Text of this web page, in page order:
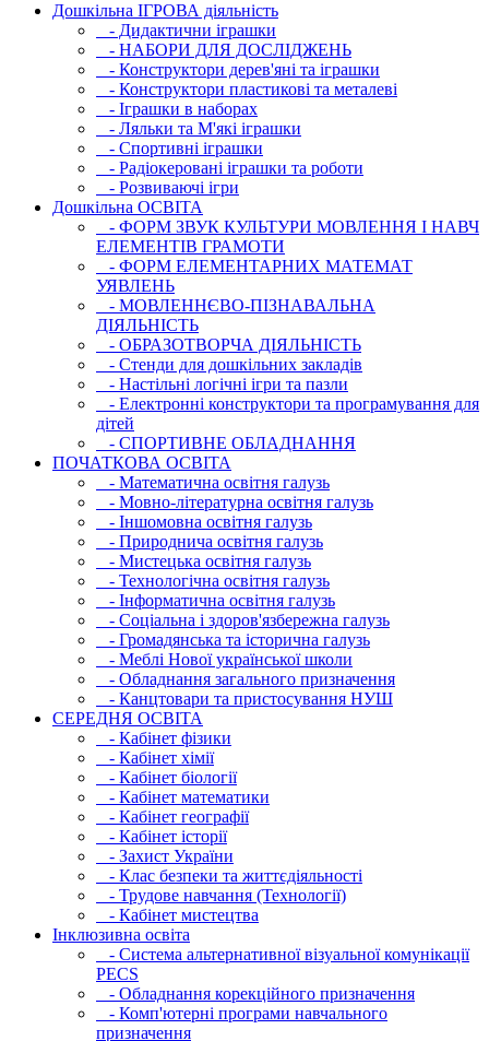
Дошкільна ІГРОВА діяльність
- Дидактични іграшки
- НАБОРИ ДЛЯ ДОСЛІДЖЕНЬ
- Конструктори дерев'яні та іграшки
- Конструктори пластикові та металеві
- Іграшки в наборах
- Ляльки та М'які іграшки
- Спортивні іграшки
- Радіокеровані іграшки та роботи
- Розвиваючі ігри
Дошкільна ОСВIТА
- ФОРМ ЗВУК КУЛЬТУРИ МОВЛЕННЯ І НАВЧ
ЕЛЕМЕНТІВ ГРАМОТИ
- ФОРМ ЕЛЕМЕНТАРНИХ МАТЕМАТ
УЯВЛЕНЬ
- МОВЛЕННЄВО-ПІЗНАВАЛЬНА
ДІЯЛЬНІСТЬ
- ОБРАЗОТВОРЧА ДІЯЛЬНІСТЬ
- Стенди для дошкільних закладів
- Настільні логічні ігри та пазли
- Електронні конструктори та програмування для
дітей
- СПОРТИВНЕ ОБЛАДНАННЯ
ПОЧАТКОВА ОСВIТА
- Математична освітня галузь
- Мовно-літературна освітня галузь
- Iншомовна освітня галузь
- Природнича освітня галузь
- Мистецька освітня галузь
- Технологічна освітня галузь
- Інфopматична освітня галузь
- Соціальна і здоров'язбережна галузь
- Громадянська та історична галузь
- Меблі Нової української школи
- Обладнання загального призначення
- Канцтовари та пристосування НУШ
СЕРЕДНЯ ОСВIТА
- Кабінет фізики
- Кабінет хімії
- Кабінет біології
- Кабінет математики
- Кабінет географії
- Кабінет історії
- Захист України
- Клас безпеки та життєдіяльності
- Трудове навчання (Технології)
- Кабінет мистецтва
Інклюзивна освіта
- Система альтернативної візуальної комунікації
PECS
- Обладнання корекційного призначення
- Комп'ютерні програми навчального
призначення